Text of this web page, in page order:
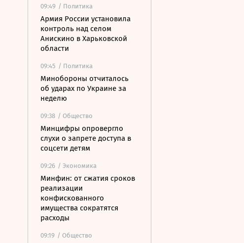
09:49 / Политика
Армия России установила
контроль над селом
Анискино в Харьковской
области
09:45 / Политика
Минобороны отчиталось
об ударах по Украине за
неделю
09:38 / Общество
Минцифры опровергло
слухи о запрете доступа в
соцсети детям
09:26 / Экономика
Минфин: от сжатия сроков
реализации
конфискованного
имущества сократятся
расходы
09:19 / Общество